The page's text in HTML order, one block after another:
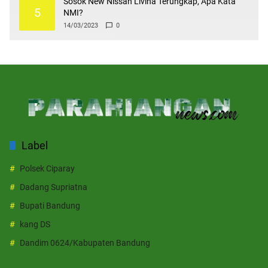
5
NMI?
14/03/2023 0
Label
Polsek Ciparay
Dadang Supriatna
Bupati Bandung
kang DS
Dandim 0624/Kabupaten Bandung